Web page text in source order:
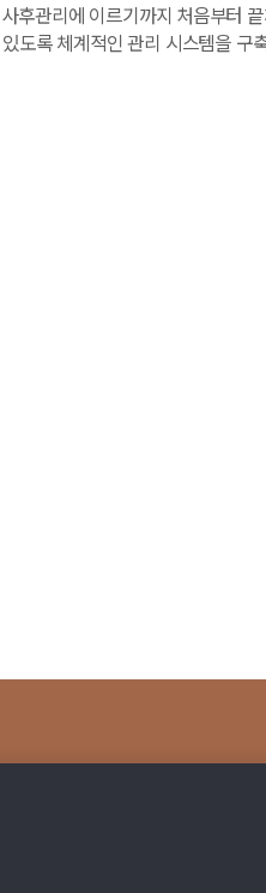
후관리에 이르기까지 처음부터
있도록 체계적인 관리 시스템을 구